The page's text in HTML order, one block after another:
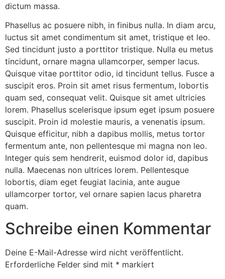
dictum massa.
Phasellus ac posuere nibh, in finibus nulla. In diam arcu,
luctus sit amet condimentum sit amet, tristique et leo.
Sed tincidunt justo a porttitor tristique. Nulla eu metus
tincidunt, ornare magna ullamcorper, semper lacus.
Quisque vitae porttitor odio, id tincidunt tellus. Fusce a
suscipit eros. Proin sit amet risus fermentum, lobortis
quam sed, consequat velit. Quisque sit amet ultricies
lorem. Phasellus scelerisque ipsum eget ipsum posuere
suscipit. Proin id molestie mauris, a venenatis ipsum.
Quisque efficitur, nibh a dapibus mollis, metus tortor
fermentum ante, non pellentesque mi magna non leo.
Integer quis sem hendrerit, euismod dolor id, dapibus
nulla. Maecenas non ultrices lorem. Pellentesque
lobortis, diam eget feugiat lacinia, ante augue
ullamcorper tortor, vel ornare sapien lacus pharetra
quam.
Schreibe einen Kommentar
Deine E-Mail-Adresse wird nicht veröffentlicht.
Erforderliche Felder sind mit * markiert